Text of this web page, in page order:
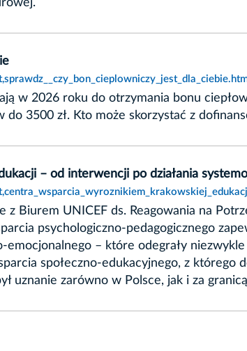
w 2026 roku do otrzymania bonu
do 3500 zł. Kto może skorzystać z
– od interwencji po działania
Biurem UNICEF ds. Reagowania na
psychologiczno-pedagogicznego
emocjonalnego – które odegrały
społeczno-edukacyjnego, z
uznanie zarówno w Polsce, jak i za